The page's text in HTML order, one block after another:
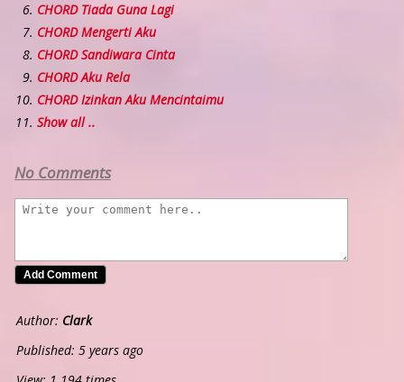
CHORD Tiada Guna Lagi
CHORD Mengerti Aku
CHORD Sandiwara Cinta
CHORD Aku Rela
CHORD Izinkan Aku Mencintaimu
Show all ..
No Comments
Author: Clark
Published: 5 years ago